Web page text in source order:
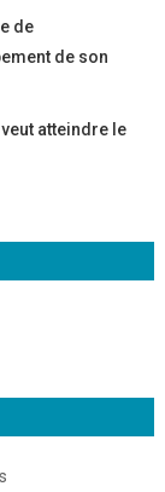
de
de son
atteindre le